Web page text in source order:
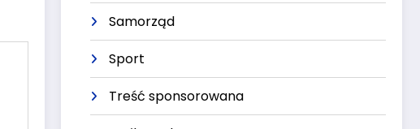
Samorząd
Sport
Treść sponsorowana